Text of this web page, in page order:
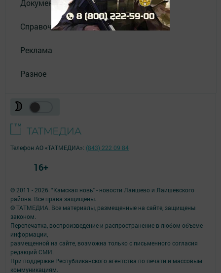
Документы
Справочник
Реклама
Разное
© 2011 - 2026. "Камская новь" - новости Лаишево и Лаишевского
района. Все права защищены.
© ТАТМЕДИА. Все материалы, размещенные на сайте, защищены
законом.
Перепечатка, воспроизведение и распространение в любом объеме
информации,
размещенной на сайте, возможна только с письменного согласия
редакций СМИ.
При поддержке Республиканского агентства по печати и массовым
коммуникациям.
Телефон АО «ТАТМЕДИА»: (843) 222 09 84
16+